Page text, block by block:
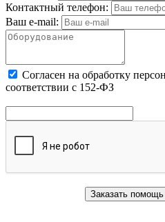
Контактный телефон:
Ваш e-mail:
Cогласен на обработку
соответствии с 152-ФЗ
Заказать